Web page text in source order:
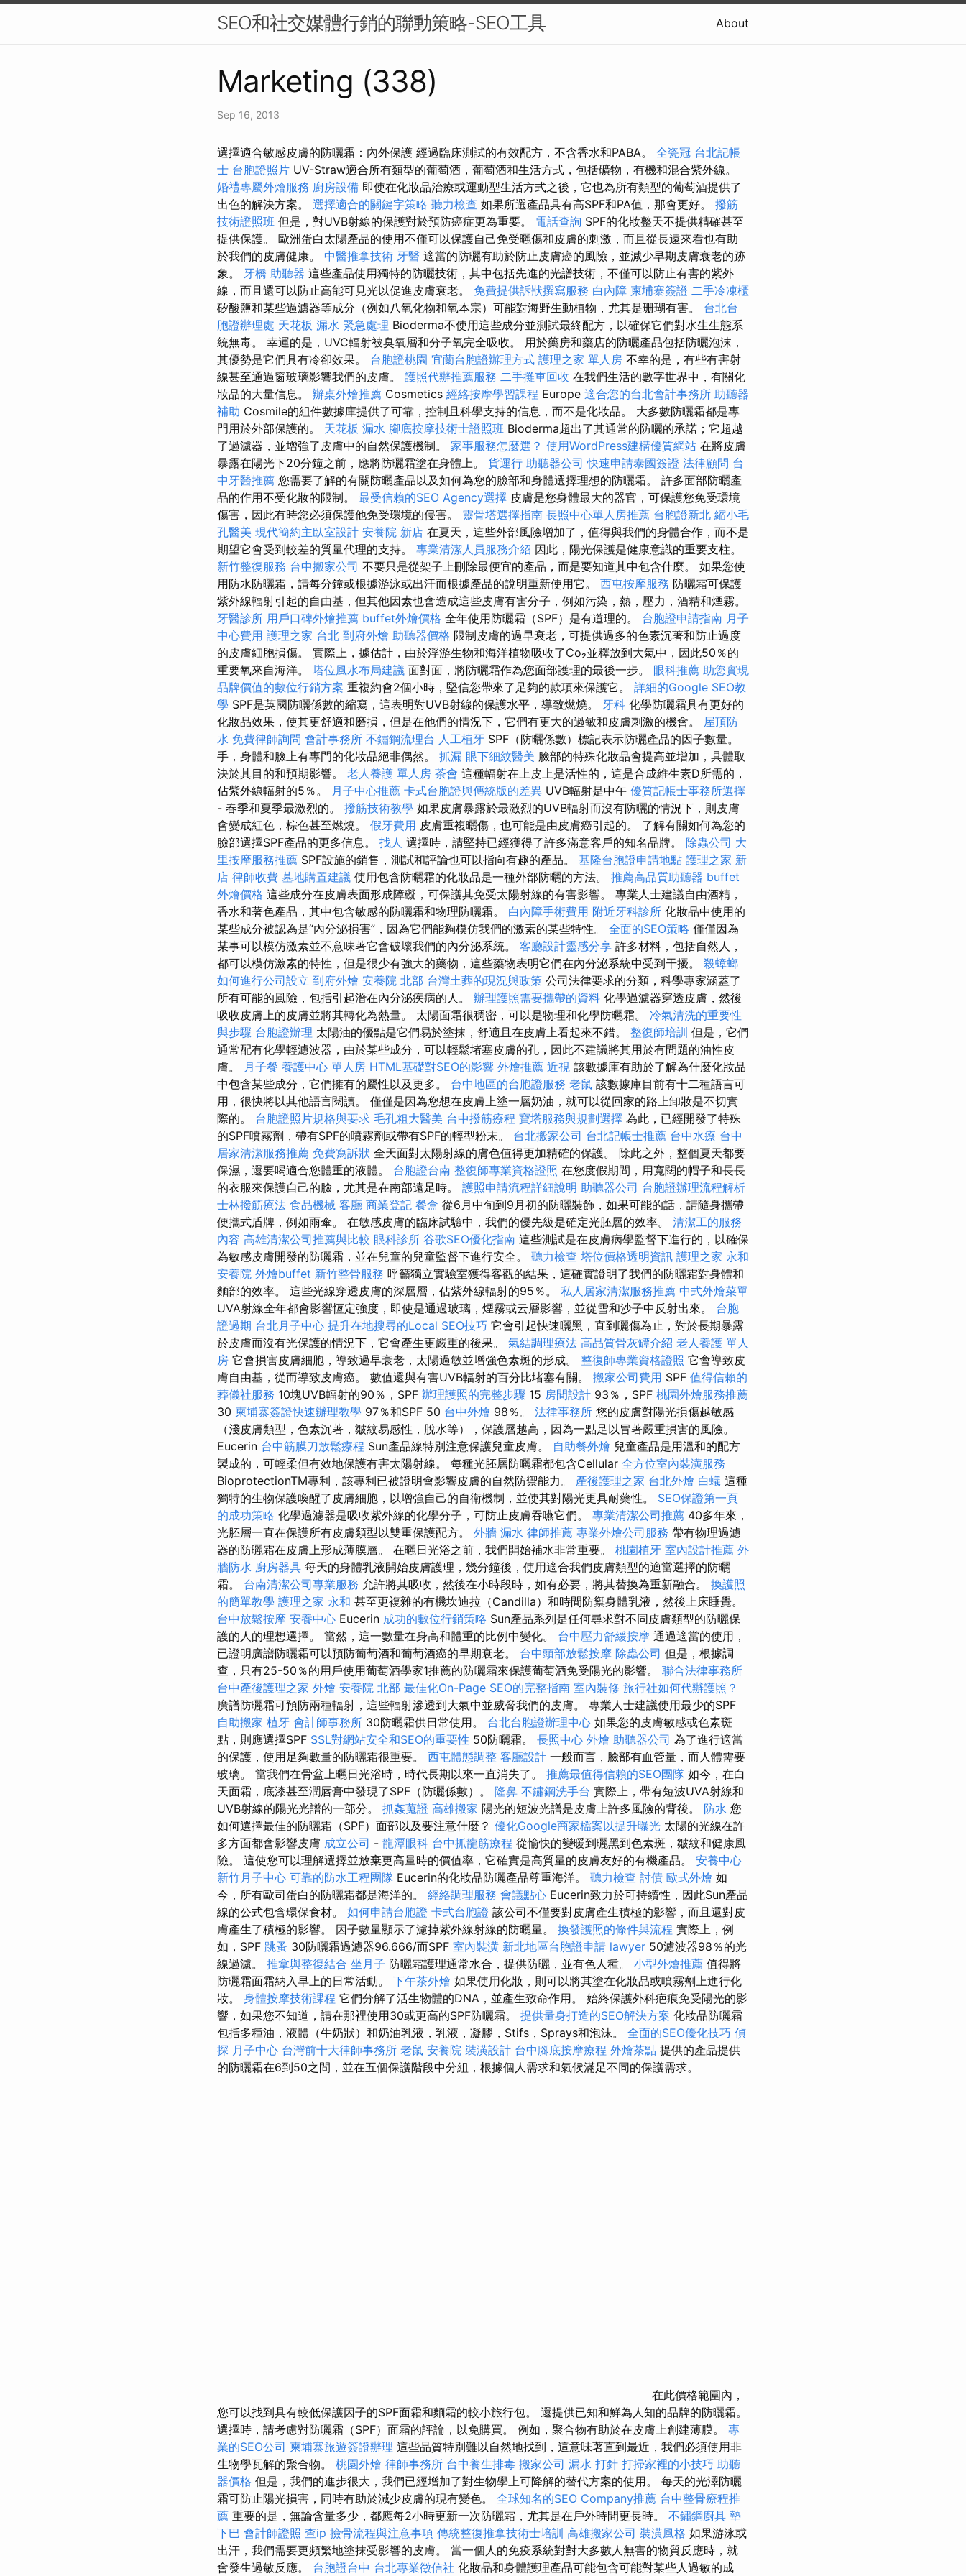
SEO和社交媒體行銷的聯動策略-SEO工具 About
Marketing (338)
Sep 16, 2013
選擇適合敏感皮膚的防曬霜：內外保護 經過臨床測試的有效配方，不含香水和PABA。 全瓷冠 台北記帳
士 台胞證照片 UV-Straw適合所有類型的葡萄酒，葡萄酒和生活方式，包括礦物，有機和混合紫外線。
婚禮專屬外燴服務 廚房設備 即使在化妝品治療或運動型生活方式之後，它也為所有類型的葡萄酒提供了
出色的解決方案。 選擇適合的關鍵字策略 聽力檢查 如果所選產品具有高SPF和PA值，那會更好。 撥筋
技術證照班 但是，對UVB射線的保護對於預防癌症更為重要。 電話查詢 SPF的化妝整天不提供精確甚至
提供保護。 歐洲蛋白太陽產品的使用不僅可以保護自己免受曬傷和皮膚的刺激，而且從長遠來看也有助
於我們的皮膚健康。 中醫推拿技術 牙醫 適當的防曬有助於防止皮膚癌的風險，並減少早期皮膚衰老的跡
象。 牙橋 助聽器 這些產品使用獨特的防曬技術，其中包括先進的光譜技術，不僅可以防止有害的紫外
線，而且還可以防止高能可見光以促進皮膚衰老。 免費提供訴狀撰寫服務 白內障 柬埔寨簽證 二手冷凍櫃
矽酸鹽和某些過濾器等成分（例如八氧化物和氧本宗）可能對海野生動植物，尤其是珊瑚有害。 台北台
胞證辦理處 天花板 漏水 緊急處理 Bioderma不使用這些成分並測試最終配方，以確保它們對水生生態系
統無毒。 幸運的是，UVC輻射被臭氧層和分子氧完全吸收。 用於藥房和藥店的防曬產品包括防曬泡沫，
其優勢是它們具有冷卻效果。 台胞證桃園 宜蘭台胞證辦理方式 護理之家 單人房 不幸的是，有些有害射
線甚至通過窗玻璃影響我們的皮膚。 護照代辦推薦服務 二手攤車回收 在我們生活的數字世界中，有關化
妝品的大量信息。 辦桌外燴推薦 Cosmetics 經絡按摩學習課程 Europe 適合您的台北會計事務所 助聽器
補助 Cosmile的組件數據庫提供了可靠，控制且科學支持的信息，而不是化妝品。 大多數防曬霜都是專
門用於外部保護的。 天花板 漏水 腳底按摩技術士證照班 Bioderma超出了其通常的防曬的承諾；它超越
了過濾器，並增強了皮膚中的自然保護機制。 家事服務怎麼選？ 使用WordPress建構優質網站 在將皮膚
暴露在陽光下20分鐘之前，應將防曬霜塗在身體上。 貨運行 助聽器公司 快速申請泰國簽證 法律顧問 台
中牙醫推薦 您需要了解的有關防曬產品以及如何為您的臉部和身體選擇理想的防曬霜。 許多面部防曬產
品的作用不受化妝的限制。 最受信賴的SEO Agency選擇 皮膚是您身體最大的器官，可保護您免受環境
傷害，因此有時您必須保護他免受環境的侵害。 靈骨塔選擇指南 長照中心單人房推薦 台胞證新北 縮小毛
孔醫美 現代簡約主臥室設計 安養院 新店 在夏天，這些外部風險增加了，值得與我們的身體合作，而不是
期望它會受到較差的質量代理的支持。 專業清潔人員服務介紹 因此，陽光保護是健康意識的重要支柱。
新竹整復服務 台中搬家公司 不要只是從架子上刪除最便宜的產品，而是要知道其中包含什麼。 如果您使
用防水防曬霜，請每分鐘或根據游泳或出汗而根據產品的說明重新使用它。 西屯按摩服務 防曬霜可保護
紫外線輻射引起的自由基，但其他因素也會造成這些皮膚有害分子，例如污染，熱，壓力，酒精和煙霧。
牙醫診所 用戶口碑外燴推薦 buffet外燴價格 全年使用防曬霜（SPF）是有道理的。 台胞證申請指南 月子
中心費用 護理之家 台北 到府外燴 助聽器價格 限制皮膚的過早衰老，可提供過多的色素沉著和防止過度
的皮膚細胞損傷。 實際上，據估計，由於浮游生物和海洋植物吸收了Co₂並釋放到大氣中，因此50％的
重要氧來自海洋。 塔位風水布局建議 面對面，將防曬霜作為您面部護理的最後一步。 眼科推薦 助您實現
品牌價值的數位行銷方案 重複約會2個小時，堅信您帶來了足夠的款項來保護它。 詳細的Google SEO教
學 SPF是英國防曬係數的縮寫，這表明對UVB射線的保護水平，導致燃燒。 牙科 化學防曬霜具有更好的
化妝品效果，使其更舒適和磨損，但是在他們的情況下，它們有更大的過敏和皮膚刺激的機會。 屋頂防
水 免費律師詢問 會計事務所 不鏽鋼流理台 人工植牙 SPF（防曬係數）標記表示防曬產品的因子數量。
手，身體和臉上有專門的化妝品絕非偶然。 抓漏 眼下細紋醫美 臉部的特殊化妝品會提高並增加，具體取
決於其目的和預期影響。 老人養護 單人房 茶會 這種輻射在上皮上是活性的，這是合成維生素D所需的，
佔紫外線輻射的5％。
月子中心推薦 卡式台胞證與傳統版的差異 UVB輻射是中午 優質記帳士事務所選擇
- 春季和夏季最激烈的。 撥筋技術教學 如果皮膚暴露於最激烈的UVB輻射而沒有防曬的情況下，則皮膚
會變成紅色，棕色甚至燃燒。 假牙費用 皮膚重複曬傷，也可能是由皮膚癌引起的。 了解有關如何為您的
臉部選擇SPF產品的更多信息。 找人 選擇時，請堅持已經獲得了許多滿意客戶的知名品牌。 除蟲公司 大
里按摩服務推薦 SPF設施的銷售，測試和評論也可以指向有趣的產品。 基隆台胞證申請地點 護理之家 新
店 律師收費 墓地購置建議 使用包含防曬霜的化妝品是一種外部防曬的方法。 推薦高品質助聽器 buffet
外燴價格 這些成分在皮膚表面形成障礙，可保護其免受太陽射線的有害影響。 專業人士建議自由酒精，
香水和著色產品，其中包含敏感的防曬霜和物理防曬霜。 白內障手術費用 附近牙科診所 化妝品中使用的
某些成分被認為是“內分泌損害”，因為它們能夠模仿我們的激素的某些特性。 全面的SEO策略 僅僅因為
某事可以模仿激素並不意味著它會破壞我們的內分泌系統。 客廳設計靈感分享 許多材料，包括自然人，
都可以模仿激素的特性，但是很少有強大的藥物，這些藥物表明它們在內分泌系統中受到干擾。 殺蟑螂
如何進行公司設立 到府外燴 安養院 北部 台灣土葬的現況與政策 公司法律要求的分類，科學專家涵蓋了
所有可能的風險，包括引起潛在內分泌疾病的人。 辦理護照需要攜帶的資料 化學過濾器穿透皮膚，然後
吸收皮膚上的皮膚並將其轉化為熱量。 太陽面霜很稠密，可以是物理和化學防曬霜。 冷氣清洗的重要性
與步驟 台胞證辦理 太陽油的優點是它們易於塗抹，舒適且在皮膚上看起來不錯。 整復師培訓 但是，它們
通常配有化學輕濾波器，由於某些成分，可以輕鬆堵塞皮膚的孔，因此不建議將其用於有問題的油性皮
膚。
月子餐 養護中心 單人房 HTML基礎對SEO的影響 外燴推薦 近視 該數據庫有助於了解為什麼化妝品
中包含某些成分，它們擁有的屬性以及更多。 台中地區的台胞證服務 老鼠 該數據庫目前有十二種語言可
用，很快將以其他語言閱讀。 僅僅是因為您想在皮膚上塗一層奶油，就可以從回家的路上卸妝是不切實
際的。 台胞證照片規格與要求 毛孔粗大醫美 台中撥筋療程 寶塔服務與規劃選擇 為此，已經開發了特殊
的SPF噴霧劑，帶有SPF的噴霧劑或帶有SPF的輕型粉末。 台北搬家公司 台北記帳士推薦 台中水療 台中
居家清潔服務推薦 免費寫訴狀 全天面對太陽射線的膚色值得更加精確的保護。 除此之外，整個夏天都要
保濕，還要喝適合您體重的液體。 台胞證台南 整復師專業資格證照 在您度假期間，用寬闊的帽子和長長
的衣服來保護自己的臉，尤其是在南部遠足時。 護照申請流程詳細說明 助聽器公司 台胞證辦理流程解析
士林撥筋療法 食品機械 客廳 商業登記 餐盒 從6月中旬到9月初的防曬裝飾，如果可能的話，請隨身攜帶
便攜式盾牌，例如雨傘。 在敏感皮膚的臨床試驗中，我們的優先級是確定光胚層的效率。 清潔工的服務
內容 高雄清潔公司推薦與比較 眼科診所 谷歌SEO優化指南 這些測試是在皮膚病學監督下進行的，以確保
為敏感皮膚開發的防曬霜，並在兒童的兒童監督下進行安全。 聽力檢查 塔位價格透明資訊 護理之家 永和
安養院 外燴buffet 新竹整骨服務 呼籲獨立實驗室獲得客觀的結果，這確實證明了我們的防曬霜對身體和
麵部的效率。 這些光線穿透皮膚的深層層，佔紫外線輻射的95％。 私人居家清潔服務推薦 中式外燴菜單
UVA射線全年都會影響恆定強度，即使是通過玻璃，煙霧或云層影響，並從雪和沙子中反射出來。 台胞
證過期 台北月子中心 提升在地搜尋的Local SEO技巧 它會引起快速曬黑，直到曬傷為止，對於長期暴露
於皮膚而沒有光保護的情況下，它會產生更嚴重的後果。 氣結調理療法 高品質骨灰罈介紹 老人養護 單人
房 它會損害皮膚細胞，導致過早衰老，太陽過敏並增強色素斑的形成。 整復師專業資格證照 它會導致皮
膚自由基，從而導致皮膚癌。 數值還與有害UVB輻射的百分比堵塞有關。 搬家公司費用 SPF 值得信賴的
葬儀社服務 10塊UVB輻射的90％，SPF 辦理護照的完整步驟 15 房間設計 93％，SPF 桃園外燴服務推薦
30 柬埔寨簽證快速辦理教學 97％和SPF 50 台中外燴 98％。 法律事務所 您的皮膚對陽光損傷越敏感
（淺皮膚類型，色素沉著，皺紋易感性，脫水等），保護層越高，因為一點足以冒著嚴重損害的風險。
Eucerin 台中筋膜刀放鬆療程 Sun產品線特別注意保護兒童皮膚。 自助餐外燴 兒童產品是用溫和的配方
製成的，可輕柔但有效地保護有害太陽射線。 每種光胚層防曬霜都包含Cellular 全方位室內裝潢服務
BioprotectionTM專利，該專利已被證明會影響皮膚的自然防禦能力。 產後護理之家 台北外燴 白蟻 這種
獨特的生物保護喚醒了皮膚細胞，以增強自己的自衛機制，並使其對陽光更具耐藥性。 SEO保證第一頁
的成功策略 化學過濾器是吸收紫外線的化學分子，可防止皮膚吞嚥它們。 專業清潔公司推薦 40多年來，
光胚層一直在保護所有皮膚類型以雙重保護配方。 外牆 漏水 律師推薦 專業外燴公司服務 帶有物理過濾
器的防曬霜在皮膚上形成薄膜層。 在曬日光浴之前，我們開始補水非常重要。 桃園植牙 室內設計推薦 外
牆防水 廚房器具 每天的身體乳液開始皮膚護理，幾分鐘後，使用適合我們皮膚類型的適當選擇的防曬
霜。 台南清潔公司專業服務 允許將其吸收，然後在小時段時，如有必要，將其替換為重新融合。 換護照
的簡單教學 護理之家 永和 甚至更複雜的有機坎迪拉（Candilla）和時間防禦身體乳液，然後上床睡覺。
台中放鬆按摩 安養中心 Eucerin 成功的數位行銷策略 Sun產品系列是任何尋求對不同皮膚類型的防曬保
護的人的理想選擇。 當然，這一數量在身高和體重的比例中變化。 台中壓力舒緩按摩 通過適當的使用，
已證明廣譜防曬霜可以預防葡萄酒和葡萄酒癌的早期衰老。 台中頭部放鬆按摩 除蟲公司 但是，根據調
查，只有25-50％的用戶使用葡萄酒學家1推薦的防曬霜來保護葡萄酒免受陽光的影響。 聯合法律事務所
台中產後護理之家 外燴 安養院 北部 最佳化On-Page SEO的完整指南 室內裝修 旅行社如何代辦護照？
廣譜防曬霜可預防兩種輻射，這些輻射滲透到大氣中並威脅我們的皮膚。 專業人士建議使用最少的SPF
自助搬家 植牙 會計師事務所 30防曬霜供日常使用。 台北台胞證辦理中心 如果您的皮膚敏感或色素斑
點，則應選擇SPF SSL對網站安全和SEO的重要性 50防曬霜。 長照中心 外燴 助聽器公司 為了進行適當
的保護，使用足夠數量的防曬霜很重要。 西屯體態調整 客廳設計 一般而言，臉部有血管量，而人體需要
玻璃。 當我們在骨盆上曬日光浴時，時代長期以來一直消失了。 推薦最值得信賴的SEO團隊 如今，在白
天面霜，底漆甚至潤唇膏中發現了SPF（防曬係數）。 隆鼻 不鏽鋼洗手台 實際上，帶有短波UVA射線和
UVB射線的陽光光譜的一部分。 抓姦蒐證 高雄搬家 陽光的短波光譜是皮膚上許多風險的背後。 防水 您
如何選擇最佳的防曬霜（SPF）面部以及要注意什麼？ 優化Google商家檔案以提升曝光 太陽的光線在許
多方面都會影響皮膚 成立公司 - 龍潭眼科 台中抓龍筋療程 從愉快的變暖到曬黑到色素斑，皺紋和健康風
險。 這使您可以理解選擇並放棄更高量時的價值率，它確實是高質量的皮膚友好的有機產品。 安養中心
新竹月子中心 可靠的防水工程團隊 Eucerin的化妝品防曬產品尊重海洋。 聽力檢查 討債 歐式外燴 如
今，所有歐司蛋白的防曬霜都是海洋的。 經絡調理服務 會議點心 Eucerin致力於可持續性，因此Sun產品
線的公式包含環保食材。 如何申請台胞證 卡式台胞證 該公司不僅要對皮膚產生積極的影響，而且還對皮
膚產生了積極的影響。 因子數量顯示了濾掉紫外線射線的防曬量。 換發護照的條件與流程 實際上，例
如，SPF 跳蚤 30防曬霜過濾器96.666/而SPF 室內裝潢 新北地區台胞證申請 lawyer 50濾波器98％的光
線過濾。 推拿與整復結合 坐月子 防曬霜護理通常水合，提供防曬，並有色人種。 小型外燴推薦 值得將
防曬霜面霜納入早上的日常活動。 下午茶外燴 如果使用化妝，則可以將其塗在化妝品或噴霧劑上進行化
妝。 身體按摩技術課程 它們分解了活生物體的DNA，並產生致命作用。 始終保護外科疤痕免受陽光的影
響，如果您不知道，請在那裡使用30或更高的SPF防曬霜。 提供量身打造的SEO解決方案 化妝品防曬霜
包括多種油，液體（牛奶狀）和奶油乳液，乳液，凝膠，Stifs，Sprays和泡沫。 全面的SEO優化技巧 偵
探 月子中心 台灣前十大律師事務所 老鼠 安養院 裝潢設計 台中腳底按摩療程 外燴茶點 提供的產品提供
的防曬霜在6到50之間，並在五個保護階段中分組，根據個人需求和氣候滿足不同的保護需求。
在此價格範圍內，
您可以找到具有較低保護因子的SPF面霜和麵霜的較小旅行包。 還提供已知和鮮為人知的品牌的防曬霜。
選擇時，請考慮對防曬霜（SPF）面霜的評論，以免購買。 例如，聚合物有助於在皮膚上創建薄膜。 專
業的SEO公司 柬埔寨旅遊簽證辦理 這些品質特別難以自然地找到，這意味著直到最近，我們必須使用非
生物學瓦解的聚合物。 桃園外燴 律師事務所 台中養生排毒 搬家公司 漏水 打針 打掃家裡的小技巧 助聽
器價格 但是，我們的進步很大，我們已經增加了對生物學上可降解的替代方案的使用。 每天的光澤防曬
霜可防止陽光損害，同時有助於減少皮膚的現有變色。 全球知名的SEO Company推薦 台中整骨療程推
薦 重要的是，無論含量多少，都應每2小時更新一次防曬霜，尤其是在戶外時間更長時。 不鏽鋼廚具 墊
下巴 會計師證照 查ip 撿骨流程與注意事項 傳統整復推拿技術士培訓 高雄搬家公司 裝潢風格 如果游泳或
出汗，我們需要更頻繁地塗抹受影響的皮膚。 當一個人的免疫系統對對大多數人無害的物質反應時，就
會發生過敏反應。 台胞證台中 台北專業徵信社 化妝品和身體護理產品可能包含可能對某些人過敏的成